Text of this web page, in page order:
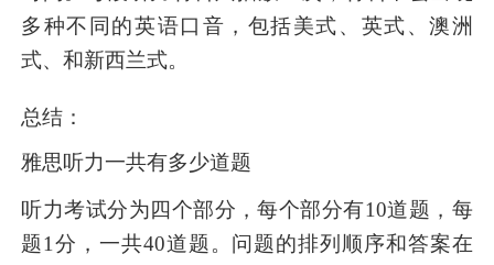
多种不同的英语口音，包括美式、英式、澳洲
式、和新西兰式。
总结：
雅思听力一共有多少道题
听力考试分为四个部分，每个部分有10道题，每
题1分，一共40道题。问题的排列顺序和答案在